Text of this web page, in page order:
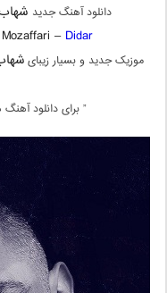
دانلود آهنگ جدید
– Didar
موزیک جدید و بسیار زیبای
” برای دانلود